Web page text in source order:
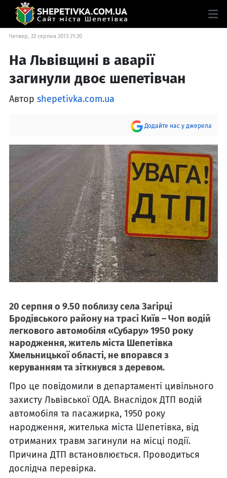
Четвер, 22 серпня 2013 21:20
На Львівщині в аварії
загинули двоє шепетівчан
Автор shepetivka.com.ua
Додайте нас у джерела
20 серпня о 9.50 поблизу села Загірці
Бродівського району на трасі Київ – Чоп водій
легкового автомобіля «Субару» 1950 року
народження, житель міста Шепетівка
Хмельницької області, не впорався з
керуванням та зіткнувся з деревом.
Про це повідомили в департаменті цивільного
захисту Львівської ОДА. Внаслідок ДТП водій
автомобіля та пасажирка, 1950 року
народження, жителька міста Шепетівка, від
отриманих травм загинули на місці події.
Причина ДТП встановлюється. Проводиться
дослідча перевірка.